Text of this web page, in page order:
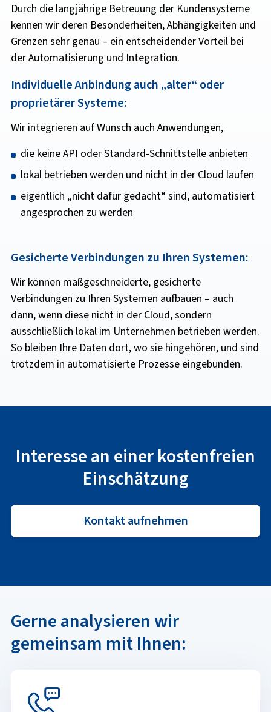
Durch die langjährige Betreuung der Kundensysteme
kennen wir deren Besonderheiten, Abhängigkeiten und
Grenzen sehr genau – ein entscheidender Vorteil bei
der Automatisierung und Integration.
Individuelle Anbindung auch „alter“ oder
proprietärer Systeme:
Wir integrieren auf Wunsch auch Anwendungen,
die keine API oder Standard-Schnittstelle anbieten
lokal betrieben werden und nicht in der Cloud laufen
eigentlich „nicht dafür gedacht“ sind, automatisiert
angesprochen zu werden
Gesicherte Verbindungen zu Ihren Systemen:
Wir können maßgeschneiderte, gesicherte
Verbindungen zu Ihren Systemen aufbauen – auch
dann, wenn diese nicht in der Cloud, sondern
ausschließlich lokal im Unternehmen betrieben werden.
So bleiben Ihre Daten dort, wo sie hingehören, und sind
trotzdem in automatisierte Prozesse eingebunden.
Interesse an einer kostenfreien
Einschätzung
Kontakt aufnehmen
Gerne analysieren wir
gemeinsam mit Ihnen: